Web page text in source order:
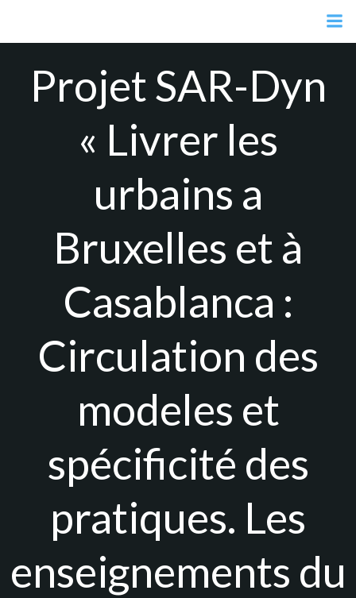
contenu
Projet SAR-Dyn
« Livrer les
urbains a
Bruxelles et à
Casablanca :
Circulation des
modeles et
spécificité des
pratiques. Les
enseignements du